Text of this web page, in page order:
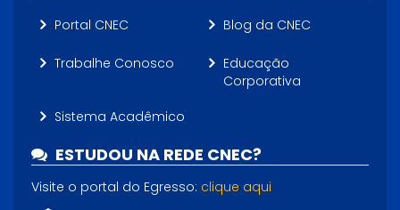
Portal CNEC Blog da CNEC
Trabalhe Conosco
Educação
Corporativa
Sistema Acadêmico
ESTUDOU NA REDE CNEC?
Visite o portal do Egresso: clique aqui